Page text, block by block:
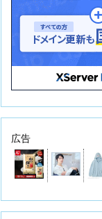
広告